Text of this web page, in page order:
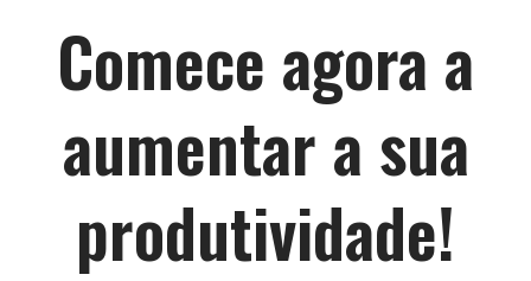
Comece agora a
aumentar a sua
produtividade!